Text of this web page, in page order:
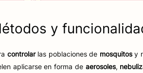
y
controlar las poblaciones de mosquitosy
aplicarse en forma de aerosoles,